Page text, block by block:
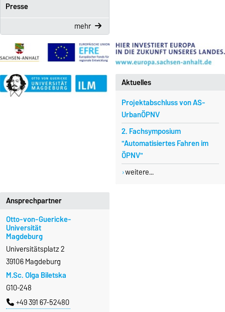
Presse
mehr
Aktuelles
Projektabschluss von AS-
UrbanÖPNV
2. Fachsymposium
"Automatisiertes Fahren im
ÖPNV"
weitere...
Ansprechpartner
Otto-von-Guericke-
Universität
Magdeburg
Universitätsplatz 2
39106 Magdeburg
M.Sc. Olga Biletska
G10-248
+49 391 67-52480